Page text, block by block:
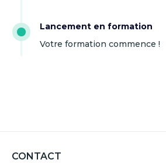
Lancement en formation
Votre formation commence !
CONTACT